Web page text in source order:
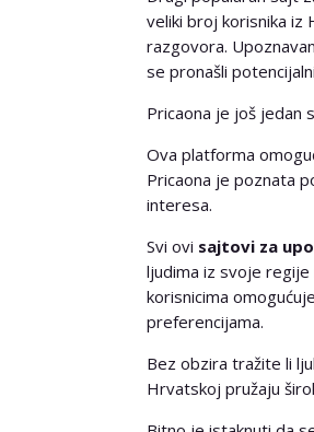
veliki broj korisnika iz
razgovora.
se pronašli
Pricaona je još jedan
Ova platforma
Pricaona je poznata
interesa.
Svi ovi sajtovi za
ljudima iz svoje regije
korisnicima
preferencijama.
Bez obzira tražite li
Hrvatskoj pružaju